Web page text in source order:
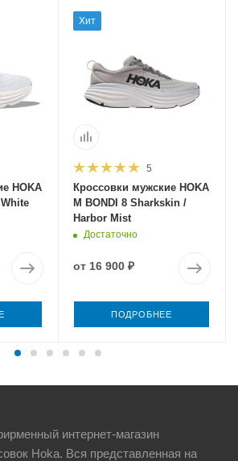
HOKA
Хит
5
Кроссовки мужские HOKA
M BONDI 8 Sharkskin /
Harbor Mist
Достаточно
от 16 900 ₽
ПОДРОБНЕЕ
интернет-магазин
Hoka. Вся представленная на